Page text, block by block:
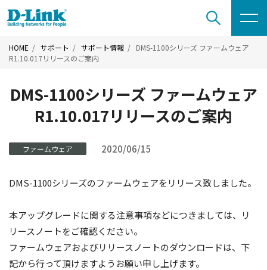
HOME サポート サポート情報
DMS-1100シリーズ ファームウェア
R1.10.017リリースのご案内
DMS-1100シリーズ ファームウェア
R1.10.017リリースのご案内
ファームウェア 2020/06/15
DMS-1100シリーズのファームウェアをリリース致しました。
本アップグレードに関する注意事項などにつきましては、リ
リースノートをご確認ください。
ファームウェアおよびリリースノートのダウンロードは、下
記から行って頂けますようお願い申し上げます。